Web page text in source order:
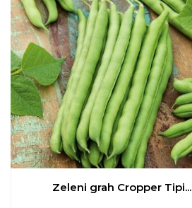
Zeleni grah Cropper Tipi...